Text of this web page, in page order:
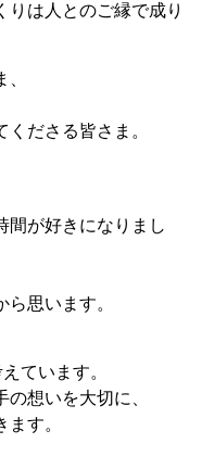
りは人とのご縁で成り
ださる皆さま。
間が好きになりまし
思います。
ています。
想いを大切に、
す。